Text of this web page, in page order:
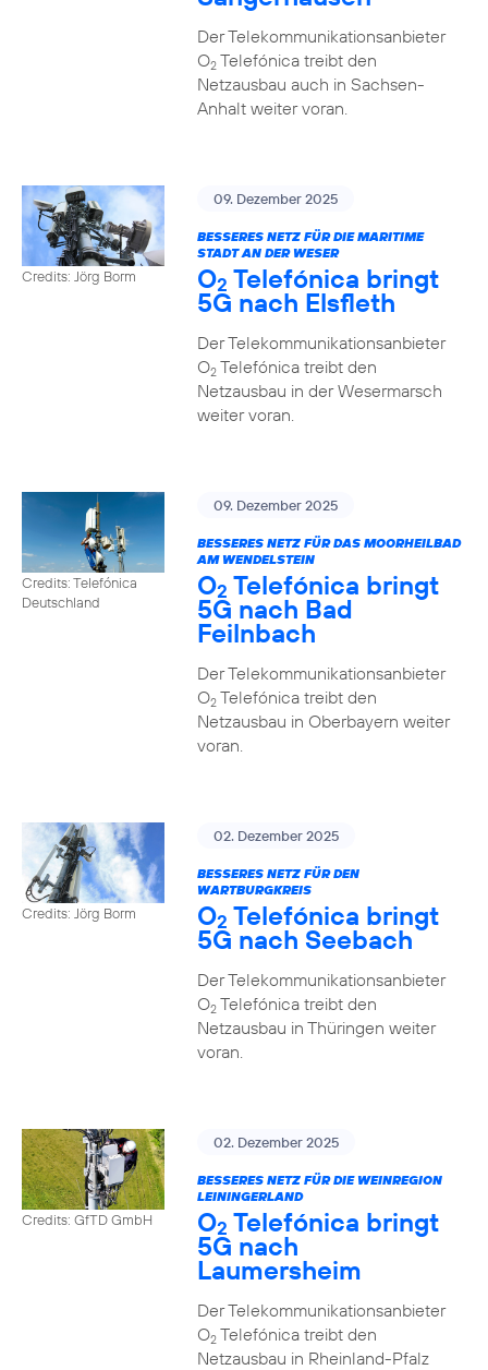
Der Telekommunikationsanbieter
O2Telefónica treibt den
Netzausbau auch in Sachsen-
Anhalt weiter voran.
Credits: Jörg Borm
09. Dezember 2025
BESSERES NETZ FÜR DIE MARITIME
STADT AN DER WESER
O2 Telefónica bringt
5G nach Elsfleth
Der Telekommunikationsanbieter
O2Telefónica treibt den
Netzausbau in der Wesermarsch
weiter voran.
Credits: Telefónica
Deutschland
09. Dezember 2025
BESSERES NETZ FÜR DAS MOORHEILBAD
AM WENDELSTEIN
O2 Telefónica bringt
5G nach Bad
Feilnbach
Der Telekommunikationsanbieter
O2Telefónica treibt den
Netzausbau in Oberbayern weiter
voran.
Credits: Jörg Borm
02. Dezember 2025
BESSERES NETZ FÜR DEN
WARTBURGKREIS
O2 Telefónica bringt
5G nach Seebach
Der Telekommunikationsanbieter
O2Telefónica treibt den
Netzausbau in Thüringen weiter
voran.
Credits: GfTD GmbH
02. Dezember 2025
BESSERES NETZ FÜR DIE WEINREGION
LEININGERLAND
O2 Telefónica bringt
5G nach
Laumersheim
Der Telekommunikationsanbieter
O2Telefónica treibt den
Netzausbau in Rheinland-Pfalz